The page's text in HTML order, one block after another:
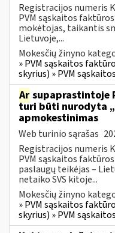
Registracijos numeris
PVM sąskaitos
mokėtojas, taikantis
Lietuvoje,...
Mokesčių žinyno
» PVM sąskaitos
skyrius) » PVM
Ar supaprastintoje
turi būti nurodyta
apmokestinimas
Web turinio sąrašas
Registracijos numeris
PVM sąskaitos
paslaugų teikėjas –
netaiko SVS kitoje...
Mokesčių žinyno
» PVM sąskaitos
skyrius) » PVM